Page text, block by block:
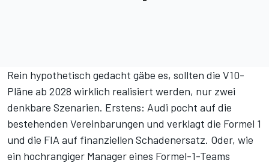
Rein hypothetisch gedacht gäbe es, sollten die V10-
Pläne ab 2028 wirklich realisiert werden, nur zwei
denkbare Szenarien. Erstens: Audi pocht auf die
bestehenden Vereinbarungen und verklagt die Formel 1
und die FIA auf finanziellen Schadenersatz. Oder, wie
ein hochrangiger Manager eines Formel-1-Teams